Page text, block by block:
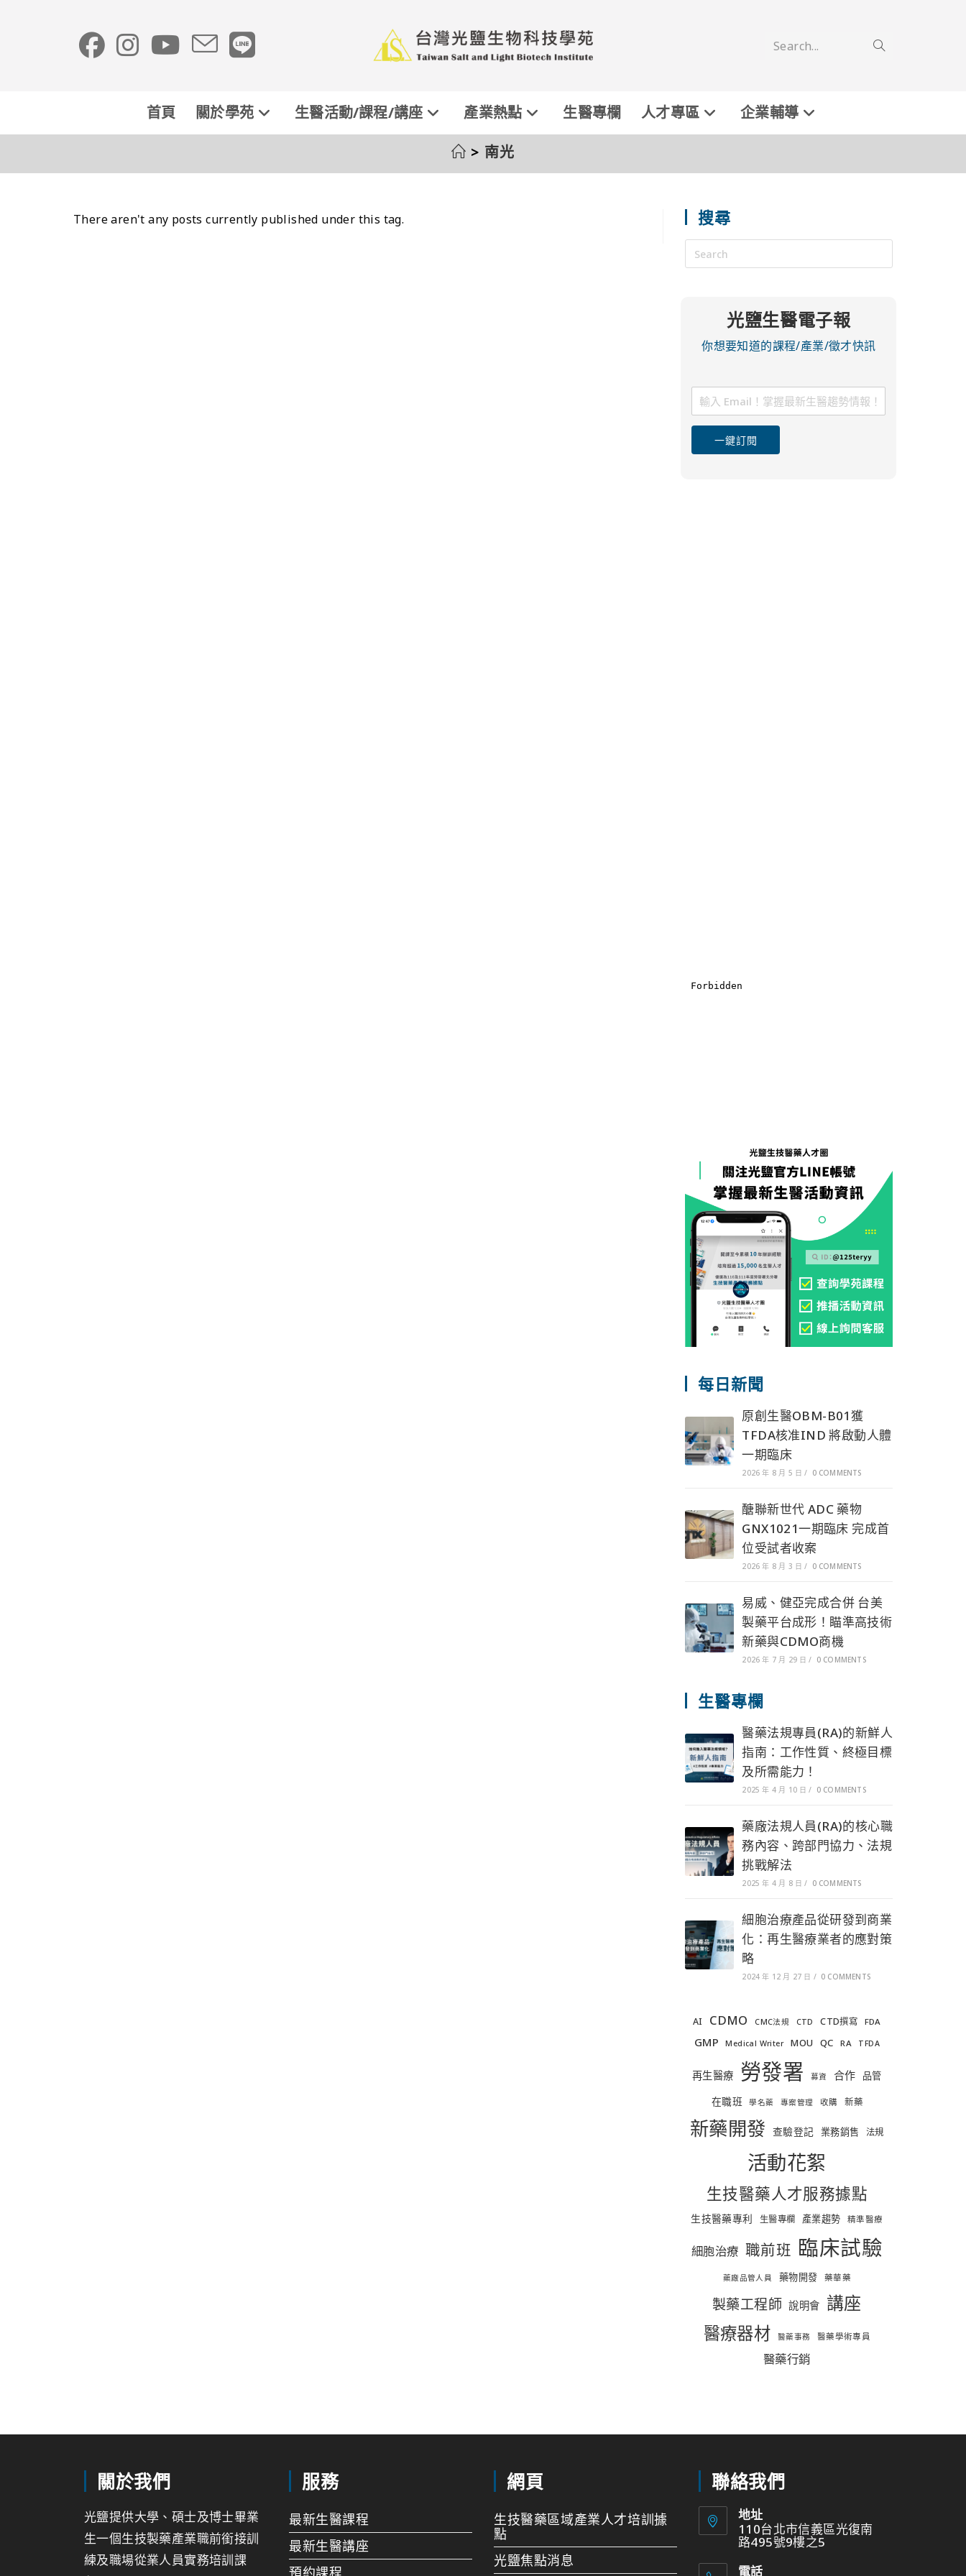
Search...
首頁 關於學苑 生醫活動/課程/講座 產業熱點 生醫專欄 人才專區 企業輔導
> 南光
There aren't any posts currently published under this tag. 搜尋
光鹽生醫電子報
你想要知道的課程/產業/徵才快訊
一鍵訂閱
每日新聞
原創生醫OBM-B01獲
TFDA核准IND 將啟動人體
一期臨床
2026 年 8 月 5 日 / 0 COMMENTS
醣聯新世代 ADC 藥物
GNX1021一期臨床 完成首
位受試者收案
2026 年 8 月 3 日 / 0 COMMENTS
易威、健亞完成合併 台美
製藥平台成形！瞄準高技術
新藥與CDMO商機
2026 年 7 月 29 日 / 0 COMMENTS
生醫專欄
醫藥法規專員(RA)的新鮮人
指南：工作性質、終極目標
及所需能力！
2025 年 4 月 10 日 / 0 COMMENTS
藥廠法規人員(RA)的核心職
務內容、跨部門協力、法規
挑戰解法
2025 年 4 月 8 日 / 0 COMMENTS
細胞治療產品從研發到商業
化：再生醫療業者的應對策
略
2024 年 12 月 27 日 / 0 COMMENTS
AI CDMO CMC法規 CTD CTD撰寫 FDA
GMP Medical Writer MOU QC RA TFDA
再生醫療 勞發署 募資 合作 品管
在職班 學名藥 專案管理 收購 新藥
新藥開發 查驗登記 業務銷售 法規
活動花絮
生技醫藥人才服務據點
生技醫藥專利 生醫專欄 產業趨勢 精準醫療
細胞治療 職前班 臨床試驗
藥廠品管人員 藥物開發 藥華藥
製藥工程師 說明會 講座
醫療器材 醫藥事務 醫藥學術專員
醫藥行銷
關於我們
光鹽提供大學、碩士及博士畢業
生一個生技製藥產業職前銜接訓
練及職場從業人員實務培訓課
服務
最新生醫課程
最新生醫講座
預約課程
網頁
生技醫藥區域產業人才培訓據
點
光鹽焦點消息
聯絡我們
地址
110台北市信義區光復南
路495號9樓之5
電話